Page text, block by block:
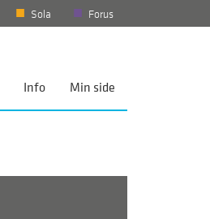
Sola Forus
Info Min side